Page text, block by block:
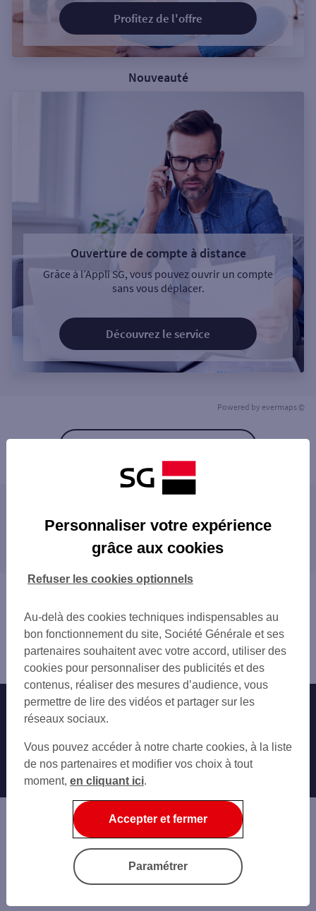
Profitez de l'offre
Nouveauté
Ouverture de compte à distance
Grâce à l’Appli SG, vous pouvez ouvrir un compte
sans vous déplacer.
Découvrez le service
Powered by evermaps ©
Les agences SG dans les villes à proximité
Saint Girons
Agence SAINT GIRONS
Nos engagements Nous contacter
Autres sites SG
Professionnels
Entreprises
Associations
Banque privée
Economie Publique
Informations légales
Personnaliser votre expérience
grâce aux cookies
Au-delà des cookies techniques indispensables au
bon fonctionnement du site, Société Générale et ses
partenaires souhaitent avec votre accord, utiliser des
cookies pour personnaliser des publicités et des
contenus, réaliser des mesures d’audience, vous
permettre de lire des vidéos et partager sur les
réseaux sociaux.
Vous pouvez accéder à notre charte cookies, à la liste
de nos partenaires et modifier vos choix à tout
moment, en cliquant ici.
Refuser les cookies optionnels
Accepter et fermer
Paramétrer